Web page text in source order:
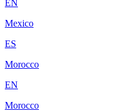
EN
Mexico
ES
Morocco
EN
Morocco